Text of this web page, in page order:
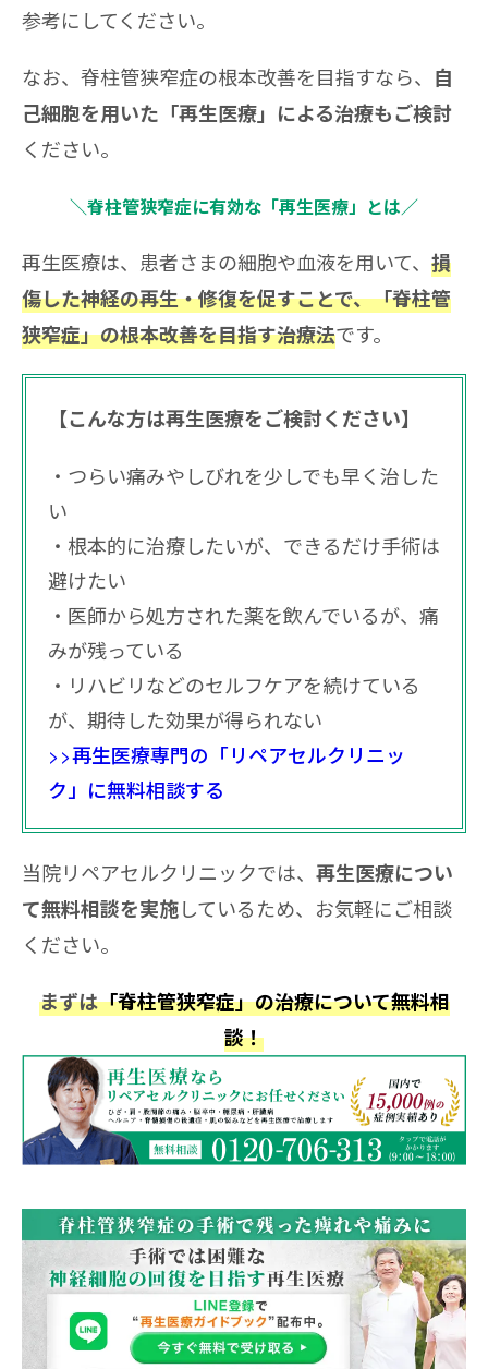
参考にしてください。
なお、脊柱管狭窄症の根本改善を目指すなら、 自
己細胞を用いた「再生医療」による治療もご検討
ください。
＼脊柱管狭窄症に有効な「再生医療」とは／
再生医療は、患者さまの細胞や血液を用いて、 損
傷した神経の再生・修復を促すことで、「脊柱管
狭窄症」の根本改善を目指す治療法です。
【こんな方は再生医療をご検討ください】
つらい痛みやしびれを少しでも早く治した
い
根本的に治療したいが、できるだけ手術は
避けたい
医師から処方された薬を飲んでいるが、痛
みが残っている
リハビリなどのセルフケアを続けている
が、期待した効果が得られない
>>再生医療専門の「リペアセルクリニッ
ク」に無料相談する
当院リペアセルクリニックでは、 再生医療につい
て無料相談を実施しているため、お気軽にご相談
ください。
まずは「脊柱管狭窄症」の治療について無料相
談！